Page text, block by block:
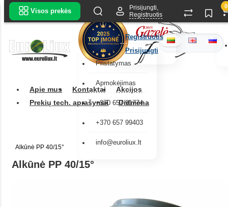
Pristatymas
Apmokėjimas
+370 657 91774
+370 657 99403
info@euroliux.lt
Apie mus Kontaktai
Akcijos
Prekių tech. aprašymai
Didmena
Visos prekės
Prisijungti,
Registruotis
Registruotis
Prisijungti
0
Alkūnė PP 40/15°
Alkūnė PP 40/15°